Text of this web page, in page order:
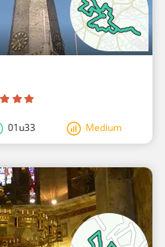
01u33 Medium